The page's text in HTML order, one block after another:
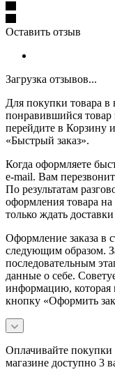
Оставить отзыв
Загрузка отзывов...
Для покупки товара в
понравившийся товар
перейдите в Корзину
«Быстрый заказ».
Когда оформляете
e-mail. Вам
По результатам
оформления товара
только ждать
Оформление заказа в
следующим образом.
последовательным
данные о себе.
информацию, которая
кнопку «Оформить
Оплачивайте
магазине доступно 3